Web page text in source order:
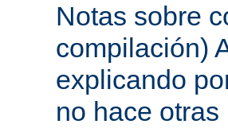
Notas sobre
compilación)
explicando
no hace